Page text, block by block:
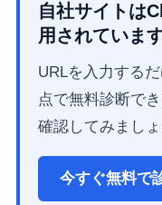
自社サイトは
用されていま
URLを入力する
点で無料診断で
確認してみましょ
今すぐ無料で